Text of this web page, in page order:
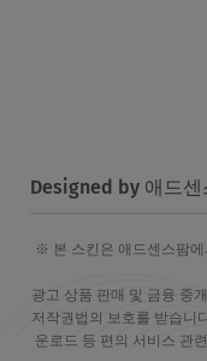
Designed by 애드센
※ 본 스킨은 애드센스팜
광고 상품 판매 및 금융 중
저작권법의 보호를 받습니
운로드 등 편의 서비스 관